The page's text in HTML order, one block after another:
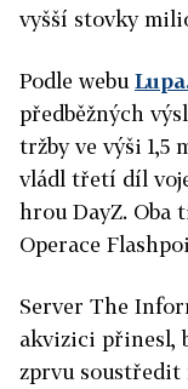
vyšší stovky
Podle webu
předběžných
tržby ve výši 1,5
vládl třetí díl
hrou DayZ. Oba
Operace
Server The
akvizici přinesl,
zprvu